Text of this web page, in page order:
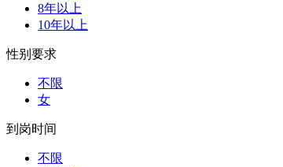
8年以上
10年以上
性别要求
不限
女
到岗时间
不限